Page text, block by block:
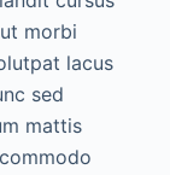
morbi
lacus
sed
mattis